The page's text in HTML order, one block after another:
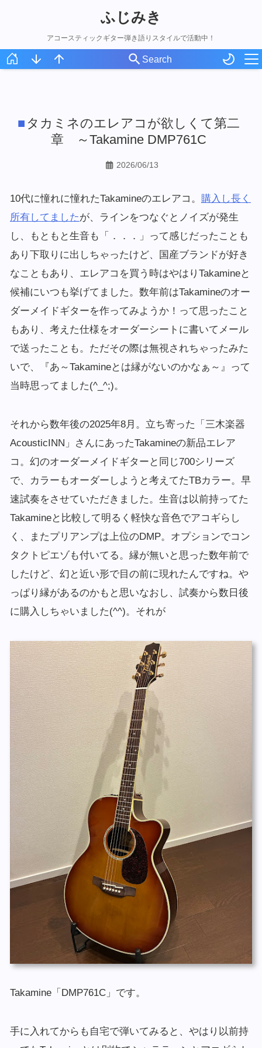
ふじみき
アコースティックギター弾き語りスタイルで活動中！
オリジナル曲
アコギ録
タカミネのエレアコが欲しくて第二
章 ～Takamine DMP761C
2026/06/13
10代に憧れに憧れたTakamineのエレアコ。 購入し長く
所有してましたが、ラインをつなぐとノイズが発生
し、もともと生音も「．．．」って感じだったことも
あり下取りに出しちゃったけど、国産ブランドが好き
なこともあり、エレアコを買う時はやはりTakamineと
候補にいつも挙げてました。数年前はTakamineのオー
ダーメイドギターを作ってみようか！って思ったこと
もあり、考えた仕様をオーダーシートに書いてメール
で送ったことも。ただその際は無視されちゃったみた
いで、『あ～Takamineとは縁がないのかなぁ～』って
当時思ってました(^_^;)。
それから数年後の2025年8月。立ち寄った「三木楽器
AcousticINN」さんにあったTakamineの新品エレア
コ。幻のオーダーメイドギターと同じ700シリーズ
で、カラーもオーダーしようと考えてたTBカラー。早
速試奏をさせていただきました。生音は以前持ってた
Takamineと比較して明るく軽快な音色でアコギらし
く、またプリアンプは上位のDMP。オプションでコン
タクトピエゾも付いてる。縁が無いと思った数年前で
したけど、幻と近い形で目の前に現れたんですね。や
っぱり縁があるのかもと思いなおし、試奏から数日後
に購入しちゃいました(^^)。それが
Takamine「DMP761C」です。
手に入れてからも自宅で弾いてみると、やはり以前持